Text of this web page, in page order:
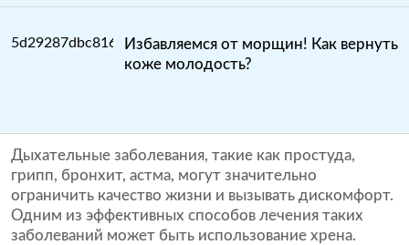
Избавляемся от морщин! Как вернуть
коже молодость?
Дыхательные заболевания, такие как простуда,
грипп, бронхит, астма, могут значительно
ограничить качество жизни и вызывать дискомфорт.
Одним из эффективных способов лечения таких
заболеваний может быть использование хрена.